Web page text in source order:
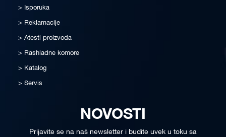
Isporuka
Reklamacije
Atesti proizvoda
Rashladne komore
Katalog
Servis
NOVOSTI
Prijavite se na naš newsletter i budite uvek u toku sa